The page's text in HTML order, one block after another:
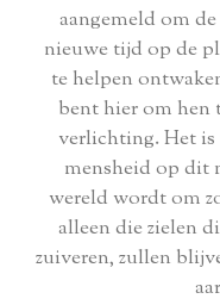
aangemeld om
nieuwe tijd op de
te helpen
bent hier om hen
verlichting. Het
mensheid op dit
wereld wordt om
alleen die zielen
zuiveren, zullen